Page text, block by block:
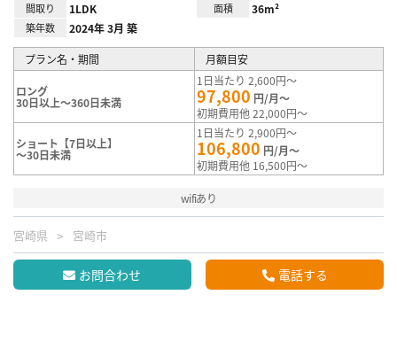
間取り 1LDK 面積 36m²
築年数 2024年 3月 築
プラン名・期間 月額目安
ロング
30日以上～360日未満
1日当たり 2,600円～
97,800 円/月～
初期費用他 22,000円～
ショート【7日以上】
～30日未満
1日当たり 2,900円～
106,800 円/月～
初期費用他 16,500円～
wifiあり
宮崎県 宮崎市
お問合わせ 電話する